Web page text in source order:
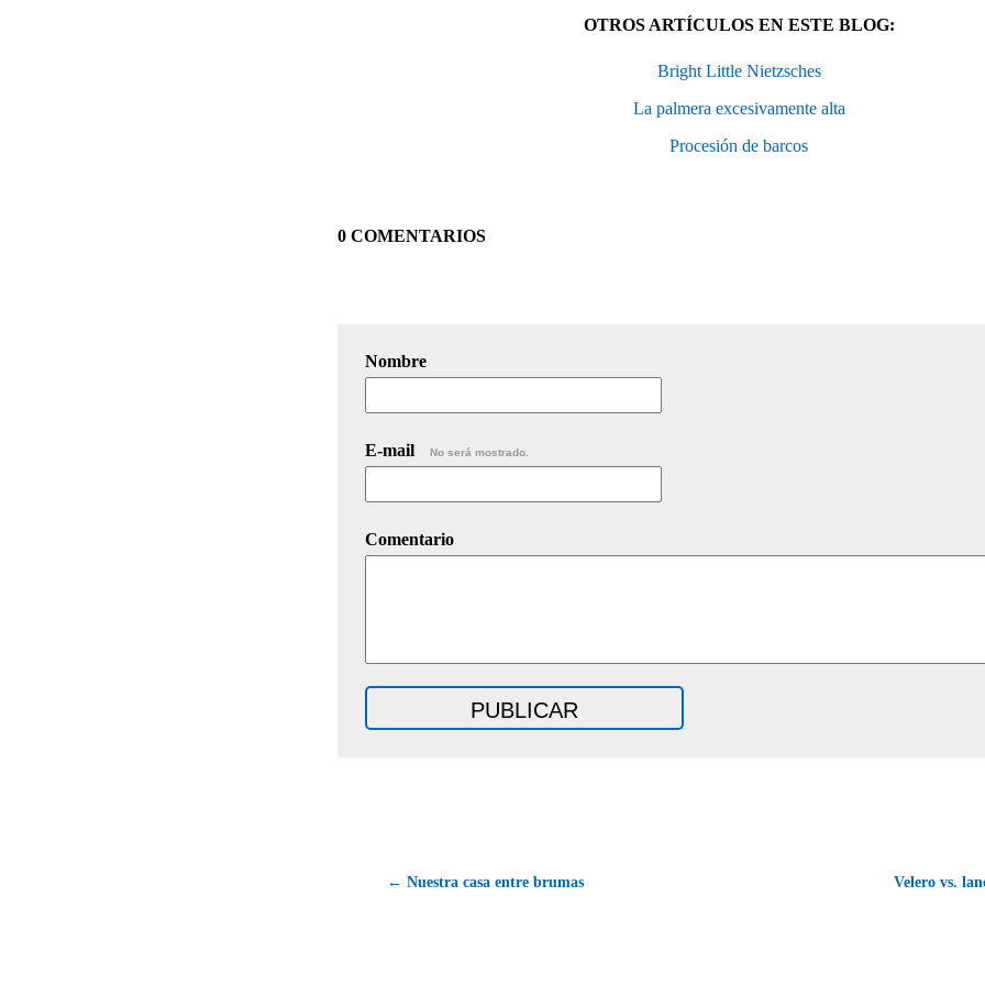
OTROS ARTÍCULOS EN ESTE BLOG:
Bright Little Nietzsches
La palmera excesivamente alta
Procesión de barcos
0 COMENTARIOS
Nombre
E-mail No será mostrado.
Comentario
← Nuestra casa entre brumas Velero vs.